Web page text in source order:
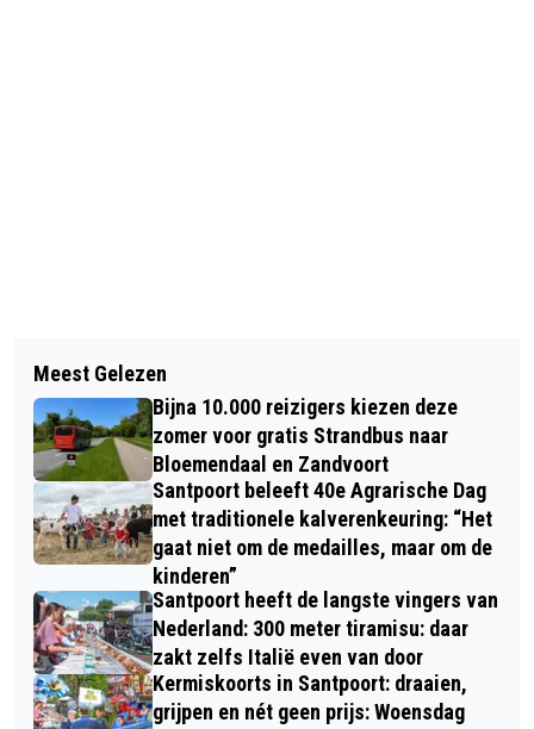
CABARETIER EN SCHRIJVER WIM DE
BIE OP 83-JARIGE LEEFTIJD
OVERLEDEN
IJSFEEST SKATE4 UKRAINE IJSBAAN
HAARLEM ZATERDAG J.L. HAD
GEVARIEERD PROGRAMMA
Meest Gelezen
Bijna 10.000 reizigers kiezen deze
zomer voor gratis Strandbus naar
Bloemendaal en Zandvoort
Santpoort beleeft 40e Agrarische Dag
met traditionele kalverenkeuring: “Het
gaat niet om de medailles, maar om de
kinderen”
Santpoort heeft de langste vingers van
Nederland: 300 meter tiramisu: daar
zakt zelfs Italië even van door
Kermiskoorts in Santpoort: draaien,
grijpen en nét geen prijs: Woensdag